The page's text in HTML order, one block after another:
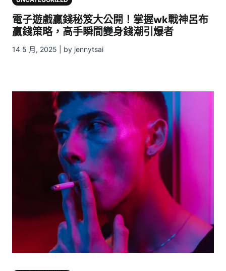
電子遊戲贏錢秘笈大公開！掌握wk戰神呂布
贏錢策略，高手瞬間變身錢潮引爆者
14 5 月, 2025 | by jennytsai